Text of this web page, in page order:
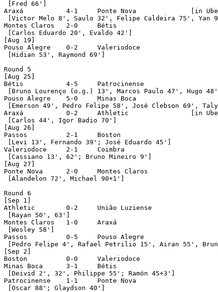
[Fred 66']
Araxá		4-1	Ponte Nova		[in Uberaba]
[Victor Melo 8', Saulo 32', Felipe Caldeira 75', Yan
Montes Claros	2-0	Bétis
[Carlos Eduardo 20', Evaldo 42']
[Aug 19]
Pouso Alegre	0-2	Valeriodoce
[Hidian 53', Raymond 69']
Round 5
[Aug 25]
Bétis		4-5	Patrocinense
[Bruno Lourenço (o.g.) 13', Marcos Paulo 47',
Pouso Alegre	5-0	Minas Boca
[Emerson 49', Pedro Felipe 58', José Clebson 69',
Araxá		0-2	Athletic		[in Uberaba]
[Carlos 44', Igor Badio 70']
[Aug 26]
Passos		2-1	Boston
[Levi 13', Fernando 39'; José Eduardo 45']
Valeriodoce	2-1	Coimbra
[Cassiano 13', 62'; Bruno Mineiro 9']
[Aug 27]
Ponte Nova	2-0	Montes Claros
[Alandelon 72', Michael 90+1']
Round 6
[Sep 1]
Athletic	0-2	União Luziense
[Rayan 50', 63']
Montes Claros	1-0	Araxá
[Wesley 58']
Passos		0-5	Pouso Alegre
[Pedro Felipe 4', Rafael Petrilio 15', Airan 55',
[Sep 2]
Boston		0-0	Valeriodoce
Minas Boca	3-1	Bétis
[Deivid 2', 32', Philippe 55'; Ramón 45+3']
Patrocinense	1-1	Ponte Nova
[Oscar 88'; Glaydson 40']